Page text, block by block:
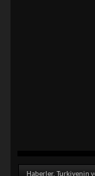
Haberler. Turkiyenin